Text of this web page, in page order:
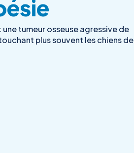
tumeur osseuse agressive de
plus souvent les chiens de